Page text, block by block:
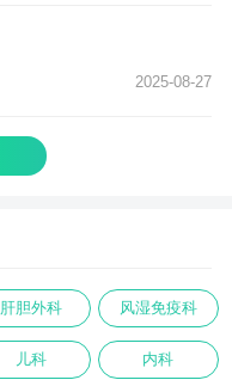
2025-08-27
肝胆外科 风湿免疫科
儿科 内科